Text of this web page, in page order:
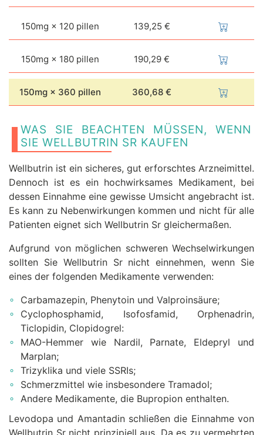
150mg × 120 pillen 139,25 €
150mg × 180 pillen 190,29 €
150mg × 360 pillen 360,68 €
WAS SIE BEACHTEN MÜSSEN, WENN
SIE WELLBUTRIN SR KAUFEN
Wellbutrin ist ein sicheres, gut erforschtes Arzneimittel.
Dennoch ist es ein hochwirksames Medikament, bei
dessen Einnahme eine gewisse Umsicht angebracht ist.
Es kann zu Nebenwirkungen kommen und nicht für alle
Patienten eignet sich Wellbutrin Sr gleichermaßen.
Aufgrund von möglichen schweren Wechselwirkungen
sollten Sie Wellbutrin Sr nicht einnehmen, wenn Sie
eines der folgenden Medikamente verwenden:
Carbamazepin, Phenytoin und Valproinsäure;
Cyclophosphamid, Isofosfamid, Orphenadrin,
Ticlopidin, Clopidogrel:
MAO-Hemmer wie Nardil, Parnate, Eldepryl und
Marplan;
Trizyklika und viele SSRIs;
Schmerzmittel wie insbesondere Tramadol;
Andere Medikamente, die Bupropion enthalten.
Levodopa und Amantadin schließen die Einnahme von